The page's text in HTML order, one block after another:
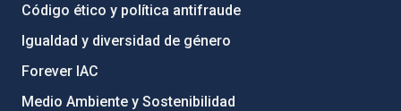
Código ético y política antifraude
Igualdad y diversidad de género
Forever IAC
Medio Ambiente y Sostenibilidad